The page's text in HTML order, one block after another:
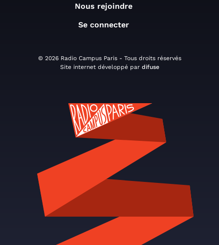
Nous rejoindre
Se connecter
© 2026 Radio Campus Paris - Tous droits réservés
Site internet développé par difuse